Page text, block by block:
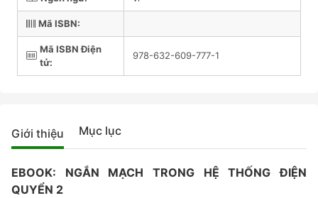
Mã ISBN:
Mã ISBN Điện
tử:
978-632-609-777-1
Giới thiệu Mục lục
EBOOK: NGẮN MẠCH TRONG HỆ THỐNG ĐIỆN
QUYỂN 2